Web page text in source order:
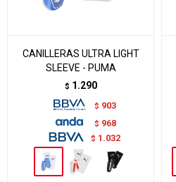
CANILLERAS ULTRA LIGHT
SLEEVE - PUMA
$ 1.290
$ 903
$ 968
$ 1.032